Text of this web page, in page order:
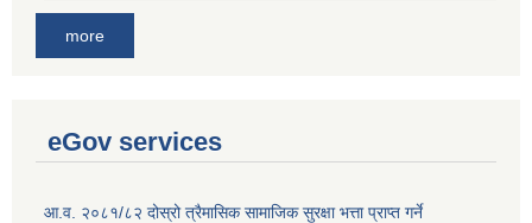
more
eGov services
आ.व. २०८१/८२ दोस्रो त्रैमासिक सामाजिक सुरक्षा भत्ता प्राप्त गर्ने